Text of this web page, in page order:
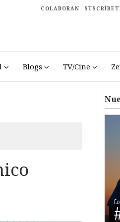
COLABORAN
Blogs TV/Cine